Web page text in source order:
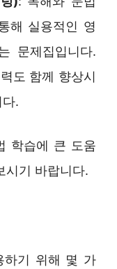
해 실용적인 영
문제집입니다.
도 함께 향상시
.
학습에 큰 도움
시기 바랍니다.
하기 위해 몇 가